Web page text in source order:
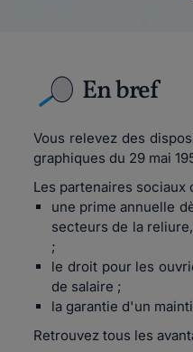
En bref
Vous relevez des
graphiques du 29 mai
Les partenaires
une prime annuelle
secteurs de la
;
le droit pour les
de salaire ;
la garantie d'un
Retrouvez tous les